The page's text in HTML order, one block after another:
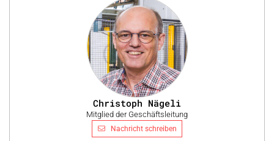
Christoph Nägeli
Mitglied der Geschäftsleitung
Nachricht schreiben